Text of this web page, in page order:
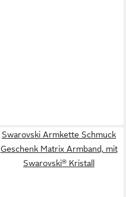
Swarovski Armkette Schmuck
Geschenk Matrix Armband, mit
Swarovski® Kristall